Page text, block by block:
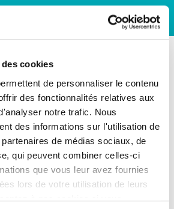
cookies
de personnaliser le contenu
des fonctionnalités relatives aux
notre trafic. Nous
des informations sur l'utilisation de
de médias sociaux, de
qui peuvent combiner celles-ci
que vous leur avez fournies
lors de votre utilisation de leurs